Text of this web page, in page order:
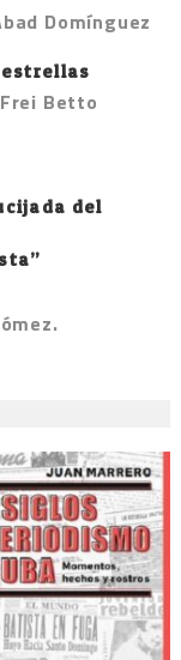
Domínguez
estrellas
Frei Betto
del